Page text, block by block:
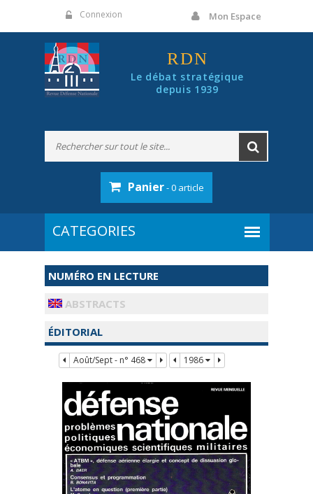
Connexion Mon Espace
RDN
Le débat stratégique
depuis 1939
Panier- 0 article
NUMÉRO EN LECTURE
ABSTRACTS
ÉDITORIAL
Août/Sept - n° 468 1986